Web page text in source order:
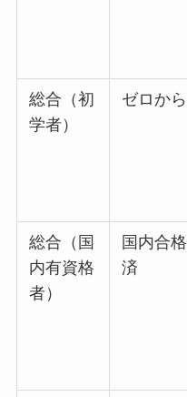
総合（初
学者）
ゼロから
総合（国
内有資格
者）
国内合格
済